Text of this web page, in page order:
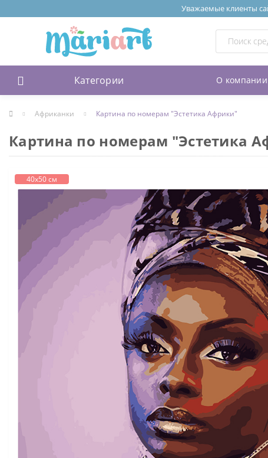
Уважаемые клиенты
Категории О компании
Африканки Картина по номерам "Эстетика Африки"
Картина по номерам "Эстетика
40х50 см